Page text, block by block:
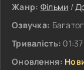
Жанр: Фільми /
Озвучка:
Тривалість:
Оновлення: